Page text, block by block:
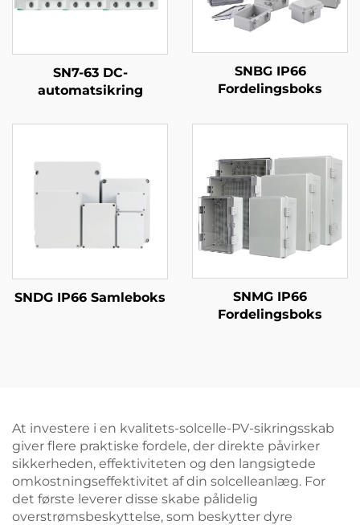
SN7-63 DC-
automatsikring
SNBG IP66
Fordelingsboks
SNDG IP66 Samleboks
SNMG IP66
Fordelingsboks
At investere i en kvalitets-solcelle-PV-sikringsskab
giver flere praktiske fordele, der direkte påvirker
sikkerheden, effektiviteten og den langsigtede
omkostningseffektivitet af din solcelleanlæg. For
det første leverer disse skabe pålidelig
overstrømsbeskyttelse, som beskytter dyre